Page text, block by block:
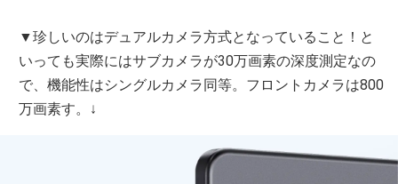
▼珍しいのはデュアルカメラ方式となっていること！と
いっても実際にはサブカメラが30万画素の深度測定なの
で、機能性はシングルカメラ同等。フロントカメラは800
万画素す。↓